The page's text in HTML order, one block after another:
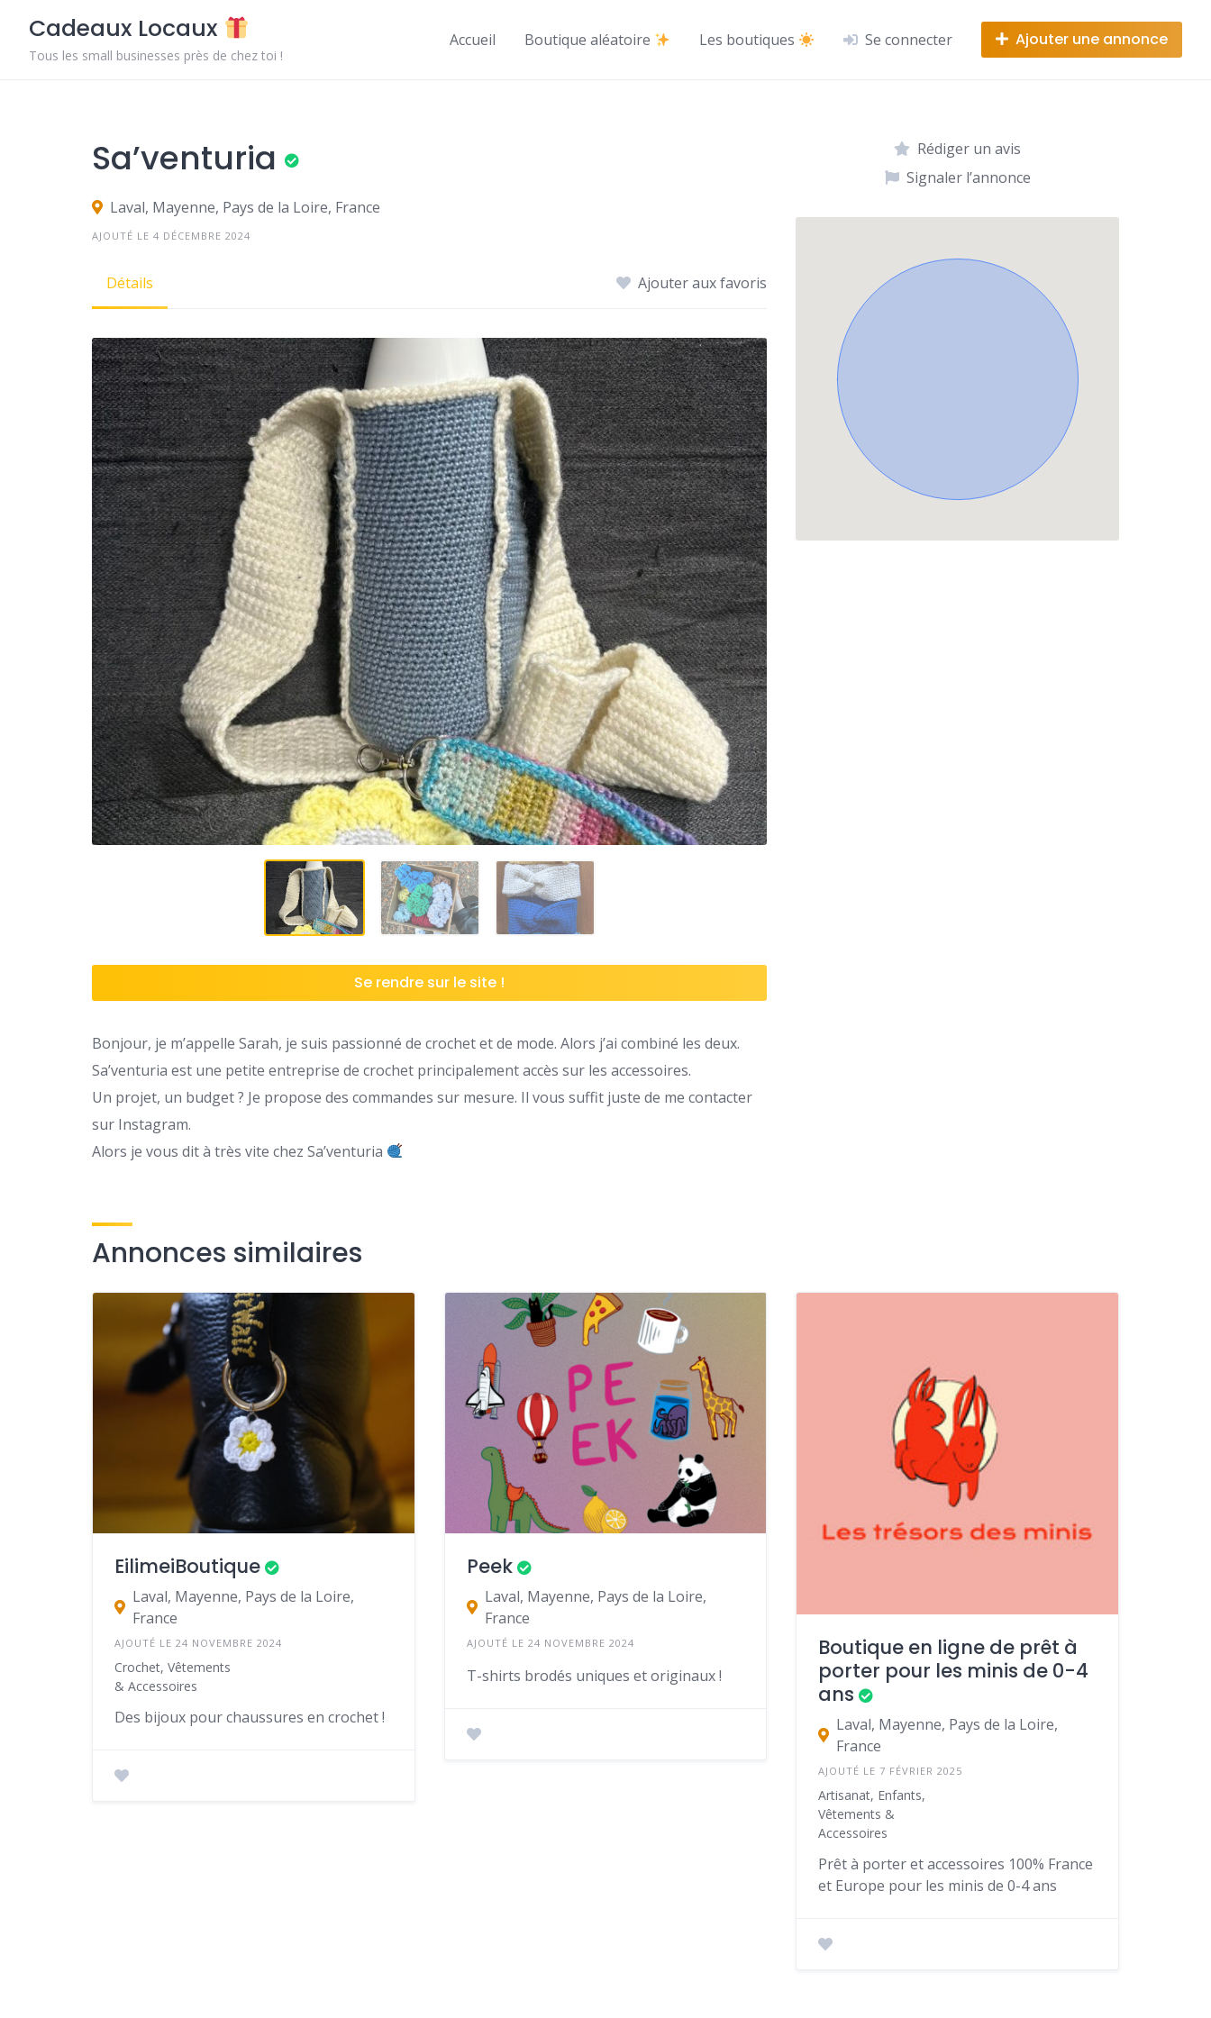
content
Cadeaux Locaux
Tous les small businesses près de chez toi !
Accueil Boutique aléatoire Les boutiques Se connecter Ajouter une annonce
Sa’venturia
Laval, Mayenne, Pays de la Loire, France
AJOUTÉ LE 4 DÉCEMBRE 2024
Détails Ajouter aux favoris
Se rendre sur le site !
Bonjour, je m’appelle Sarah, je suis passionné de crochet et de mode. Alors j’ai combiné les deux.
Sa’venturia est une petite entreprise de crochet principalement accès sur les accessoires.
Un projet, un budget ? Je propose des commandes sur mesure. Il vous suffit juste de me contacter
sur Instagram.
Alors je vous dit à très vite chez Sa’venturia
Rédiger un avis
Signaler l’annonce
Annonces similaires
EilimeiBoutique
Laval, Mayenne, Pays de la Loire,
France
AJOUTÉ LE 24 NOVEMBRE 2024
Crochet, Vêtements
& Accessoires
Des bijoux pour chaussures en crochet !
Peek
Laval, Mayenne, Pays de la Loire,
France
AJOUTÉ LE 24 NOVEMBRE 2024
T-shirts brodés uniques et originaux !
Boutique en ligne de prêt à
porter pour les minis de 0-4
ans
Laval, Mayenne, Pays de la Loire,
France
AJOUTÉ LE 7 FÉVRIER 2025
Artisanat, Enfants,
Vêtements &
Accessoires
Prêt à porter et accessoires 100% France
et Europe pour les minis de 0-4 ans